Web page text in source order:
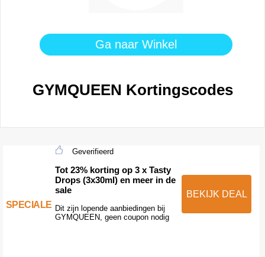
Ga naar Winkel
GYMQUEEN Kortingscodes
SPECIALE
Geverifieerd
Tot 23% korting op 3 x Tasty
Drops (3x30ml) en meer in de
sale
Dit zijn lopende aanbiedingen bij
GYMQUEEN, geen coupon nodig
BEKIJK DEAL